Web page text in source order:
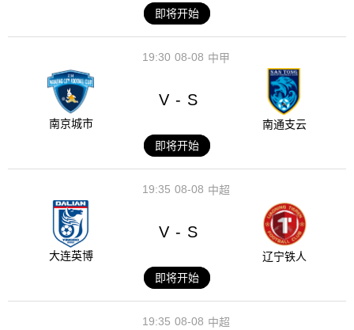
即将开始
08-08
19:30 中甲
南京城市
V - S
南通支云
即将开始
08-08
19:35 中超
大连英博
V - S
辽宁铁人
即将开始
08-08
19:35 中超